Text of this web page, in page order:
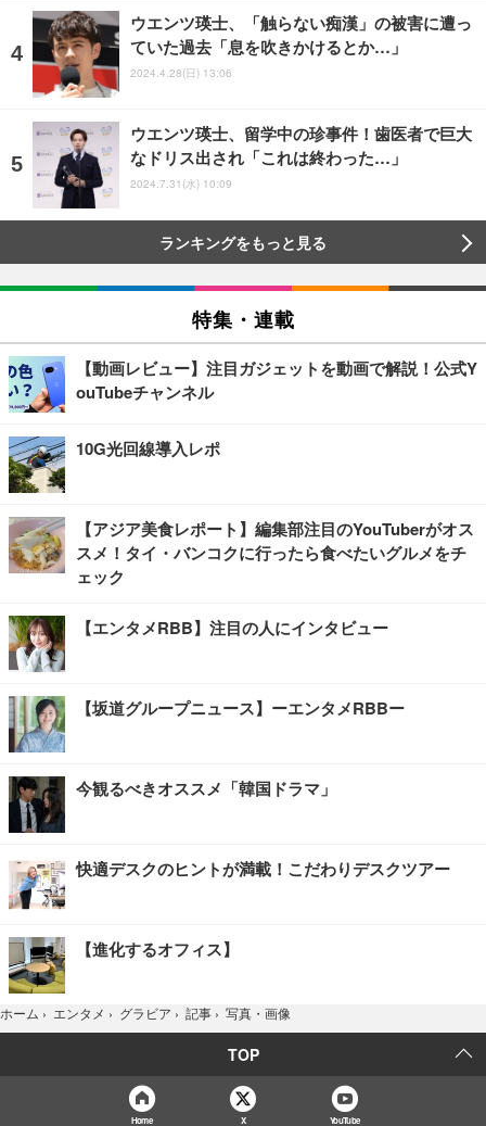
ウエンツ瑛士、「触らない痴漢」の被害に遭っ
ていた過去「息を吹きかけるとか…」
2024.4.28(日) 13:06
ウエンツ瑛士、留学中の珍事件！歯医者で巨大
なドリス出され「これは終わった…」
2024.7.31(水) 10:09
ランキングをもっと見る
特集・連載
【動画レビュー】注目ガジェットを動画で解説！公式Y
ouTubeチャンネル
10G光回線導入レポ
【アジア美食レポート】編集部注目のYouTuberがオス
スメ！タイ・バンコクに行ったら食べたいグルメをチ
ェック
【エンタメRBB】注目の人にインタビュー
【坂道グループニュース】ーエンタメRBBー
今観るべきオススメ「韓国ドラマ」
快適デスクのヒントが満載！こだわりデスクツアー
【進化するオフィス】
ホーム › エンタメ › グラビア › 記事 › 写真・画像
TOP
Home X YouTube